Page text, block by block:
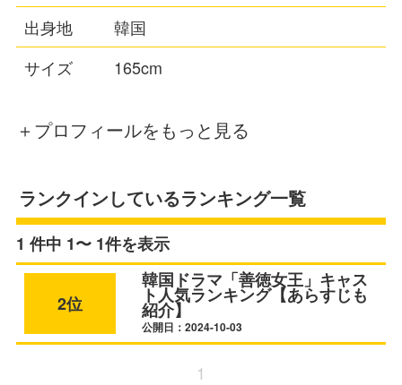
出身地
韓国
サイズ
165cm
＋プロフィールをもっと見る
ランクインしているランキング一覧
1 件中 1〜 1件を表示
2位
韓国ドラマ「善徳女王」キャス
ト人気ランキング【あらすじも
紹介】
公開日：2024-10-03
1